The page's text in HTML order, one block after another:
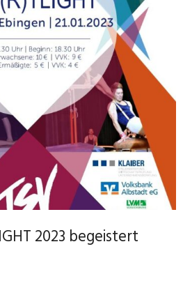
2023 begeistert